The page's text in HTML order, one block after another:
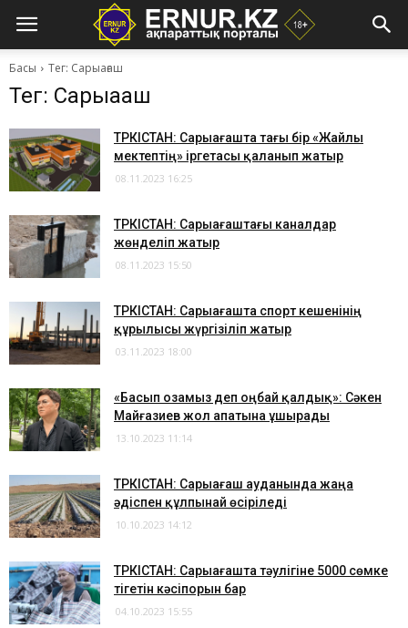
Басы Тег: Сарыағаш
Тег: Сарыағаш
ТҮРКІСТАН: Сарыағашта тағы бір «Жайлы
мектептің» іргетасы қаланып жатыр
08.11.2023 16:25
ТҮРКІСТАН: Сарыағаштағы каналдар
жөнделіп жатыр
08.11.2023 15:50
ТҮРКІСТАН: Сарыағашта спорт кешенінің
құрылысы жүргізіліп жатыр
03.11.2023 18:00
​«Басып озамыз деп оңбай қалдық»: Сәкен
Майғазиев жол апатына ұшырады
13.10.2023 11:14
ТҮРКІСТАН: Сарыағаш ауданында жаңа
әдіспен құлпынай өсіріледі
10.10.2023 14:12
ТҮРКІСТАН: Сарыағашта тәулігіне 5000 сөмке
тігетін кәсіпорын бар
04.10.2023 15:55